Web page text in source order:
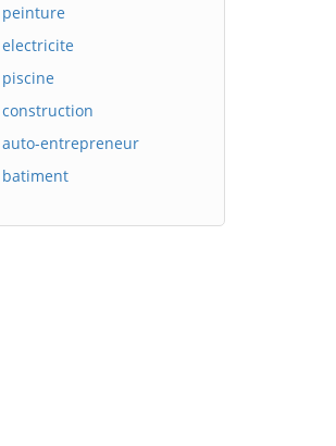
entrepreneur